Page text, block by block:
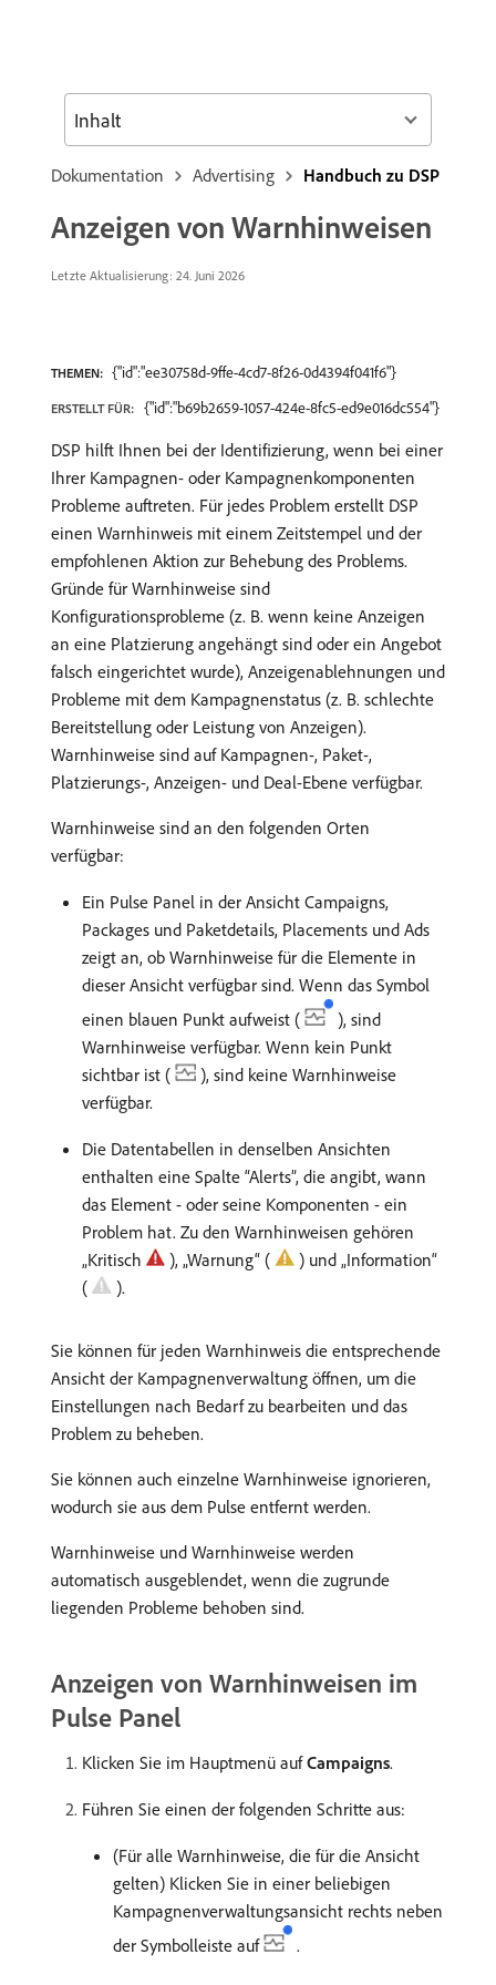
Dokumentation Advertising Handbuch zu DSP
Anzeigen von Warnhinweisen
Letzte Aktualisierung: 24. Juni 2026
THEMEN: {"id":"ee30758d-9ffe-4cd7-8f26-0d4394f041f6"}
ERSTELLT FÜR: {"id":"b69b2659-1057-424e-8fc5-ed9e016dc554"}
DSP hilft Ihnen bei der Identifizierung, wenn bei einer
Ihrer Kampagnen- oder Kampagnenkomponenten
Probleme auftreten. Für jedes Problem erstellt DSP
einen Warnhinweis mit einem Zeitstempel und der
empfohlenen Aktion zur Behebung des Problems.
Gründe für Warnhinweise sind
Konfigurationsprobleme (z. B. wenn keine Anzeigen
an eine Platzierung angehängt sind oder ein Angebot
falsch eingerichtet wurde), Anzeigenablehnungen und
Probleme mit dem Kampagnenstatus (z. B. schlechte
Bereitstellung oder Leistung von Anzeigen).
Warnhinweise sind auf Kampagnen-, Paket-,
Platzierungs-, Anzeigen- und Deal-Ebene verfügbar.
Warnhinweise sind an den folgenden Orten
verfügbar:
Ein Pulse Panel in der Ansicht Campaigns,
Packages und Paketdetails, Placements und Ads
zeigt an, ob Warnhinweise für die Elemente in
dieser Ansicht verfügbar sind. Wenn das Symbol
einen blauen Punkt aufweist (
), sind
Warnhinweise verfügbar. Wenn kein Punkt
sichtbar ist (
), sind keine Warnhinweise
verfügbar.
Die Datentabellen in denselben Ansichten
enthalten eine Spalte “Alerts”, die angibt, wann
das Element - oder seine Komponenten - ein
Problem hat. Zu den Warnhinweisen gehören
„Kritisch
), „Warnung“ (
) und „Information“
(
).
Sie können für jeden Warnhinweis die entsprechende
Ansicht der Kampagnenverwaltung öffnen, um die
Einstellungen nach Bedarf zu bearbeiten und das
Problem zu beheben.
Sie können auch einzelne Warnhinweise ignorieren,
wodurch sie aus dem Pulse entfernt werden.
Warnhinweise und Warnhinweise werden
automatisch ausgeblendet, wenn die zugrunde
liegenden Probleme behoben sind.
Anzeigen von Warnhinweisen im
Pulse Panel
Klicken Sie im Hauptmenü aufCampaigns.
Führen Sie einen der folgenden Schritte aus:
(Für alle Warnhinweise, die für die Ansicht
gelten) Klicken Sie in einer beliebigen
Kampagnenverwaltungsansicht rechts neben
der Symbolleiste auf
.
Inhalt